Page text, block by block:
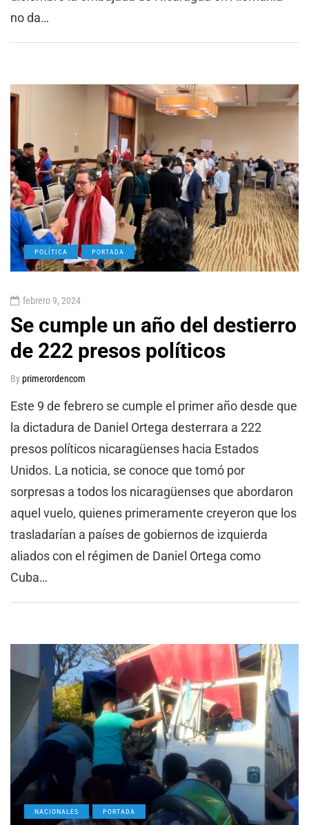
no da…
POLÍTICA PORTADA
febrero 9, 2024
Se cumple un año del destierro
de 222 presos políticos
Byprimerordencom
Este 9 de febrero se cumple el primer año desde que
la dictadura de Daniel Ortega desterrara a 222
presos políticos nicaragüenses hacia Estados
Unidos. La noticia, se conoce que tomó por
sorpresas a todos los nicaragüenses que abordaron
aquel vuelo, quienes primeramente creyeron que los
trasladarían a países de gobiernos de izquierda
aliados con el régimen de Daniel Ortega como
Cuba…
NACIONALES PORTADA